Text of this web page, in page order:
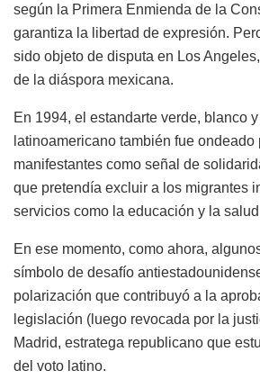
según la Primera Enmienda de la
garantiza la libertad de expresión.
sido objeto de disputa en Los
de la diáspora mexicana.
En 1994, el estandarte verde, blanco
latinoamericano también fue ondeado
manifestantes como señal de
que pretendía excluir a los migrantes
servicios como la educación y la
En ese momento, como ahora,
símbolo de desafío
polarización que contribuyó a la
legislación (luego revocada por la
Madrid, estratega republicano que
del voto latino.